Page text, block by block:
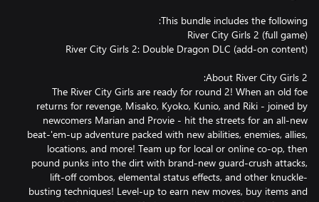
The River City Girls are ready for round 2! When an old foe
returns for revenge, Misako, Kyoko, Kunio, and Riki - joined by
newcomers Marian and Provie - hit the streets for an all-new
beat-'em-up adventure packed with new abilities, enemies, allies,
locations, and more! Team up for local or online co-op, then
pound punks into the dirt with brand-new guard-crush attacks,
lift-off combos, elemental status effects, and other knuckle-
busting techniques! Level-up to earn new moves, buy items and